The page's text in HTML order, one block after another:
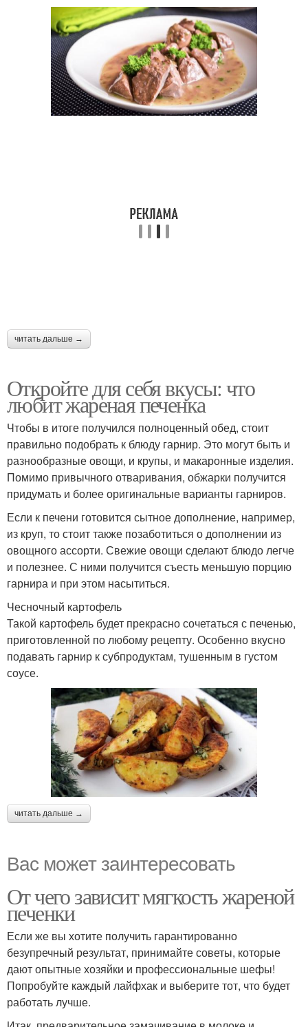
читать дальше →
Откройте для себя вкусы: что
любит жареная печенка
Чтобы в итоге получился полноценный обед, стоит
правильно подобрать к блюду гарнир. Это могут быть и
разнообразные овощи, и крупы, и макаронные изделия.
Помимо привычного отваривания, обжарки получится
придумать и более оригинальные варианты гарниров.
Если к печени готовится сытное дополнение, например,
из круп, то стоит также позаботиться о дополнении из
овощного ассорти. Свежие овощи сделают блюдо легче
и полезнее. С ними получится съесть меньшую порцию
гарнира и при этом насытиться.
Чесночный картофель
Такой картофель будет прекрасно сочетаться с печенью,
приготовленной по любому рецепту. Особенно вкусно
подавать гарнир к субпродуктам, тушенным в густом
соусе.
читать дальше →
Вас может заинтересовать
От чего зависит мягкость жареной
печенки
Если же вы хотите получить гарантированно
безупречный результат, принимайте советы, которые
дают опытные хозяйки и профессиональные шефы!
Попробуйте каждый лайфхак и выберите тот, что будет
работать лучше.